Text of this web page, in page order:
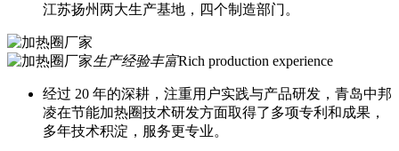
江苏扬州两大生产基地，四个制造部门。
生产经验丰富Rich production experience
经过 20 年的深耕，注重用户实践与产品研发，青岛中邦
凌在节能加热圈技术研发方面取得了多项专利和成果，
多年技术积淀，服务更专业。